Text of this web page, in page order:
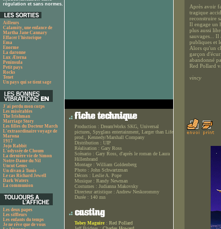
régulation et sans normes.
Ailleurs
Calamity, une enfance de
Martha Jane Cannary
Effacer l'historique
Ema
Enorme
La daronne
Lux Æterna
Peninsula
Petit pays
Rocks
Tenet
Un pays qui se tient sage
J'ai perdu mon corps
Les misérables
The Irishman
Marriage Story
Les filles du Docteur March
L'extraordinaire voyage de
Marona
1917
Jojo Rabbit
L'odyssée de Choum
La dernière vie de Simon
Notre-Dame du Nil
Uncut Gems
Un divan à Tunis
Le cas Richard Jewell
Dark Waters
La communion
Les deux papes
Les siffleurs
Les enfants du temps
Je ne rêve que de vous
Production : DreamWorks SKG, Universal
pictures, Spyglass entertainment, Larger than Life
prod., Kennedy/Marshall Company
Distribution : UIP
Réalisation : Gary Ross
Scénario : Gary Ross, d'après le roman de Laura
Hillenbrand
Montage : William Goldenberg
Photo : John Schwartzman
Décors : Leslie A. Pope
Musique : Randy Newman
Costumes : Judianna Makovsky
Directeur artistique : Andrew Neskorommy
Durée : 140 mn
Tobey Maguire : Red Pollard
Après avoir
tragique
reconstruire
Il engage un
plus aussi
sauvages... Il
publiques et
Alors qu'un
garçon
abandonné
Red Pollard
vincy